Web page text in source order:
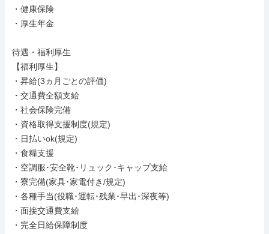
・健康保険
・厚生年金
待遇・福利厚生
【福利厚生】
・昇給(3ヵ月ごとの評価)
・交通費全額支給
・社会保険完備
・資格取得支援制度(規定)
・日払いok(規定)
・食糧支援
・空調服･安全靴･リュック･キャップ支給
・寮完備(家具･家電付き/規定)
・各種手当(役職･運転･残業･早出･深夜等)
・面接交通費支給
・完全日給保障制度